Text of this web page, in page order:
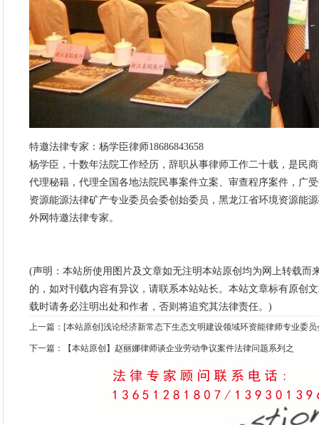
特邀法律专家：杨学臣律师18686843658
杨学臣，十数年法院工作经历，辞职从事律师工作二十载，是民
代理秘籍，代理全国各地法院民事案件立案、审查程序案件，广
资源能源法律矿产专业委员会委创始委员，黑龙江省环境资源能
外网特邀法律专家。
(声明：本站所使用图片及文章如无注明本站原创均为网上转载而
的，如对刊载内容有异议，请联系本站站长。本站文章标有原创
载时请务必注明出处和作者，否则将追究其法律责任。)
上一篇： [本站原创]浅论经济新常态下生态文明建设领域环资能律师专业委
下一篇： 【本站原创】赵丽娜律师谈企业劳动争议案件法律问题系列之